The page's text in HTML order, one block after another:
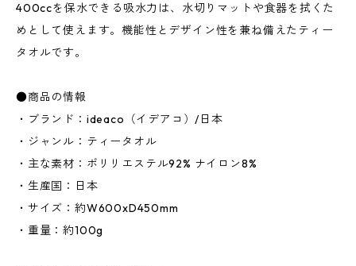
400ccを保水できる吸水力は、水切りマットや食器を拭くた
めとして使えます。機能性とデザイン性を兼ね備えたティー
タオルです。
●商品の情報
・ブランド：ideaco（イデアコ）/日本
・ジャンル：ティータオル
・主な素材：ポリリエステル92% ナイロン8%
・生産国：日本
・サイズ：約W600xD450mm
・重量：約100g